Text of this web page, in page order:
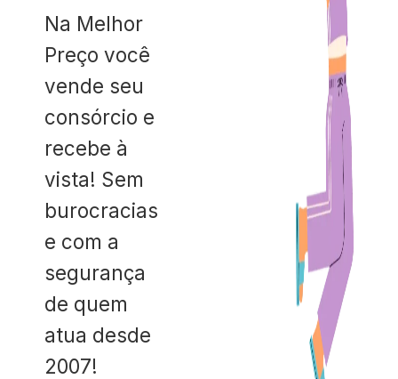
Na Melhor
Preço você
vende seu
consórcio e
recebe à
vista! Sem
burocracias
e com a
segurança
de quem
atua desde
2007!